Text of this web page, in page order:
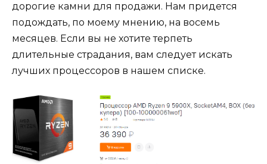
дорогие камни для продажи. Нам придется
подождать, по моему мнению, на восемь
месяцев. Если вы не хотите терпеть
длительные страдания, вам следует искать
лучших процессоров в нашем списке.